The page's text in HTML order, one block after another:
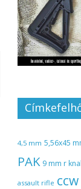
4,5 mm 5,56x45
PAK 9 mm r
assault rifle ccw